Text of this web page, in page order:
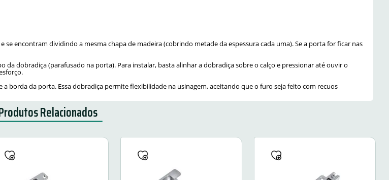
encontram dividindo a mesma chapa de madeira (cobrindo metade da espessura cada uma). Se a porta for ficar nas
da dobradiça (parafusado na porta). Para instalar, basta alinhar a dobradiça sobre o calço e pressionar até ouvir o
borda da porta. Essa dobradiça permite flexibilidade na usinagem, aceitando que o furo seja feito com recuos
Relacionados